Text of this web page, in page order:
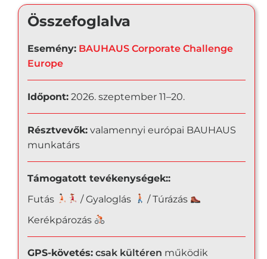
Összefoglalva
Esemény: BAUHAUS Corporate Challenge
Europe
Időpont:2026. szeptember 11–20.
Résztvevők:valamennyi európai BAUHAUS
munkatárs
Támogatott tevékenységek::
Futás
/ Gyaloglás
/ Túrázás
Kerékpározás
GPS-követés: csak kültéren működik